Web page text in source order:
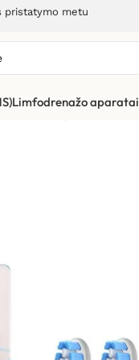
pristatymo metu
Limfodrenažo aparatai